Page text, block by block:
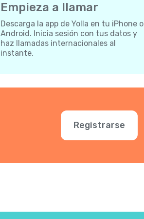
Empieza a llamar
Descarga la app de Yolla en tu iPhone o
Android. Inicia sesión con tus datos y
haz llamadas internacionales al
instante.
Registrarse